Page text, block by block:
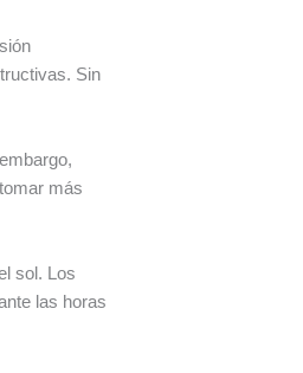
Sin
más
sol. Los
las horas